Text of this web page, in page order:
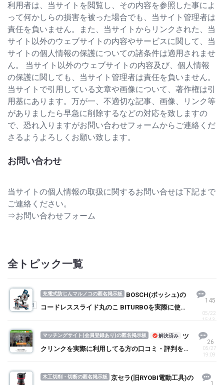
利用者は、当サイトを閲覧し、その内容を参照した事によ
って何かしらの損害を被った場合でも、当サイト管理者は
責任を負いません。また、当サイトからリンクされた、当
サイト以外のウェブサイトの内容やサービスに関して、当
サイトの個人情報の保護についての諸条件は適用されませ
ん。 当サイト以外のウェブサイトの内容及び、個人情報
の保護に関しても、当サイト管理者は責任を負いません。
当サイトで引用している文章や画像について、著作権は引
用基にあります。万が一、不適切な記事、画像、リンク等
がありましたら早急に削除するなどの対応を致しますの
で、恐れ入りますがお問い合わせフォームからご連絡くだ
さるようよろしくお願い致します。
お問い合わせ
当サイトの個人情報の取扱に関するお問い合せは下記まで
ご連絡ください。
⇒お問い合わせフォーム
全トピック一覧
充電式防じんマルノコの匿名掲示板
BOSCH(ボッシュ)の
コードレススライド丸のこ BITURBOを実際に使っ
1 2 3
145
05/22
15:43
マッチングサイト(会員登録あり)の匿名掲示板 解決済み
ツ
クリンクを実際に利用してる方の口コミ・評判を求
26
05/27
19:09
木工切削・切断の匿名掲示板
京セラ(旧RYOBI電動工具)の
1